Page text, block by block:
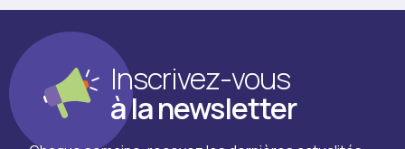
Inscrivez-vous
à la newsletter